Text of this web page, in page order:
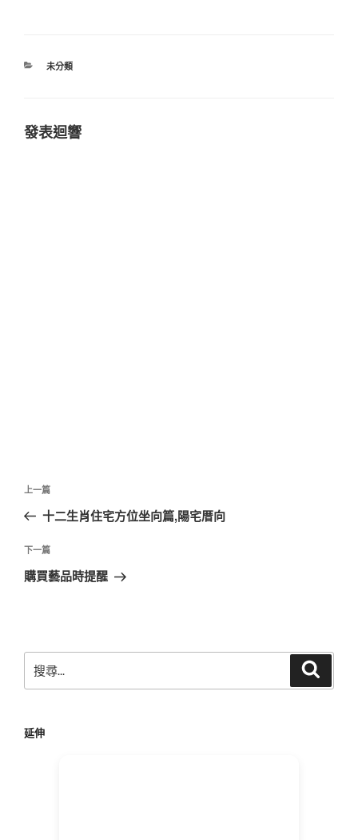
分
未分類
發表迴響
文
導
覽
上
一
文
章
上一篇
十二生肖住宅方位坐向篇,陽宅厝向
下
一
下一篇
購買藝品時提醒
尋
字:
延伸